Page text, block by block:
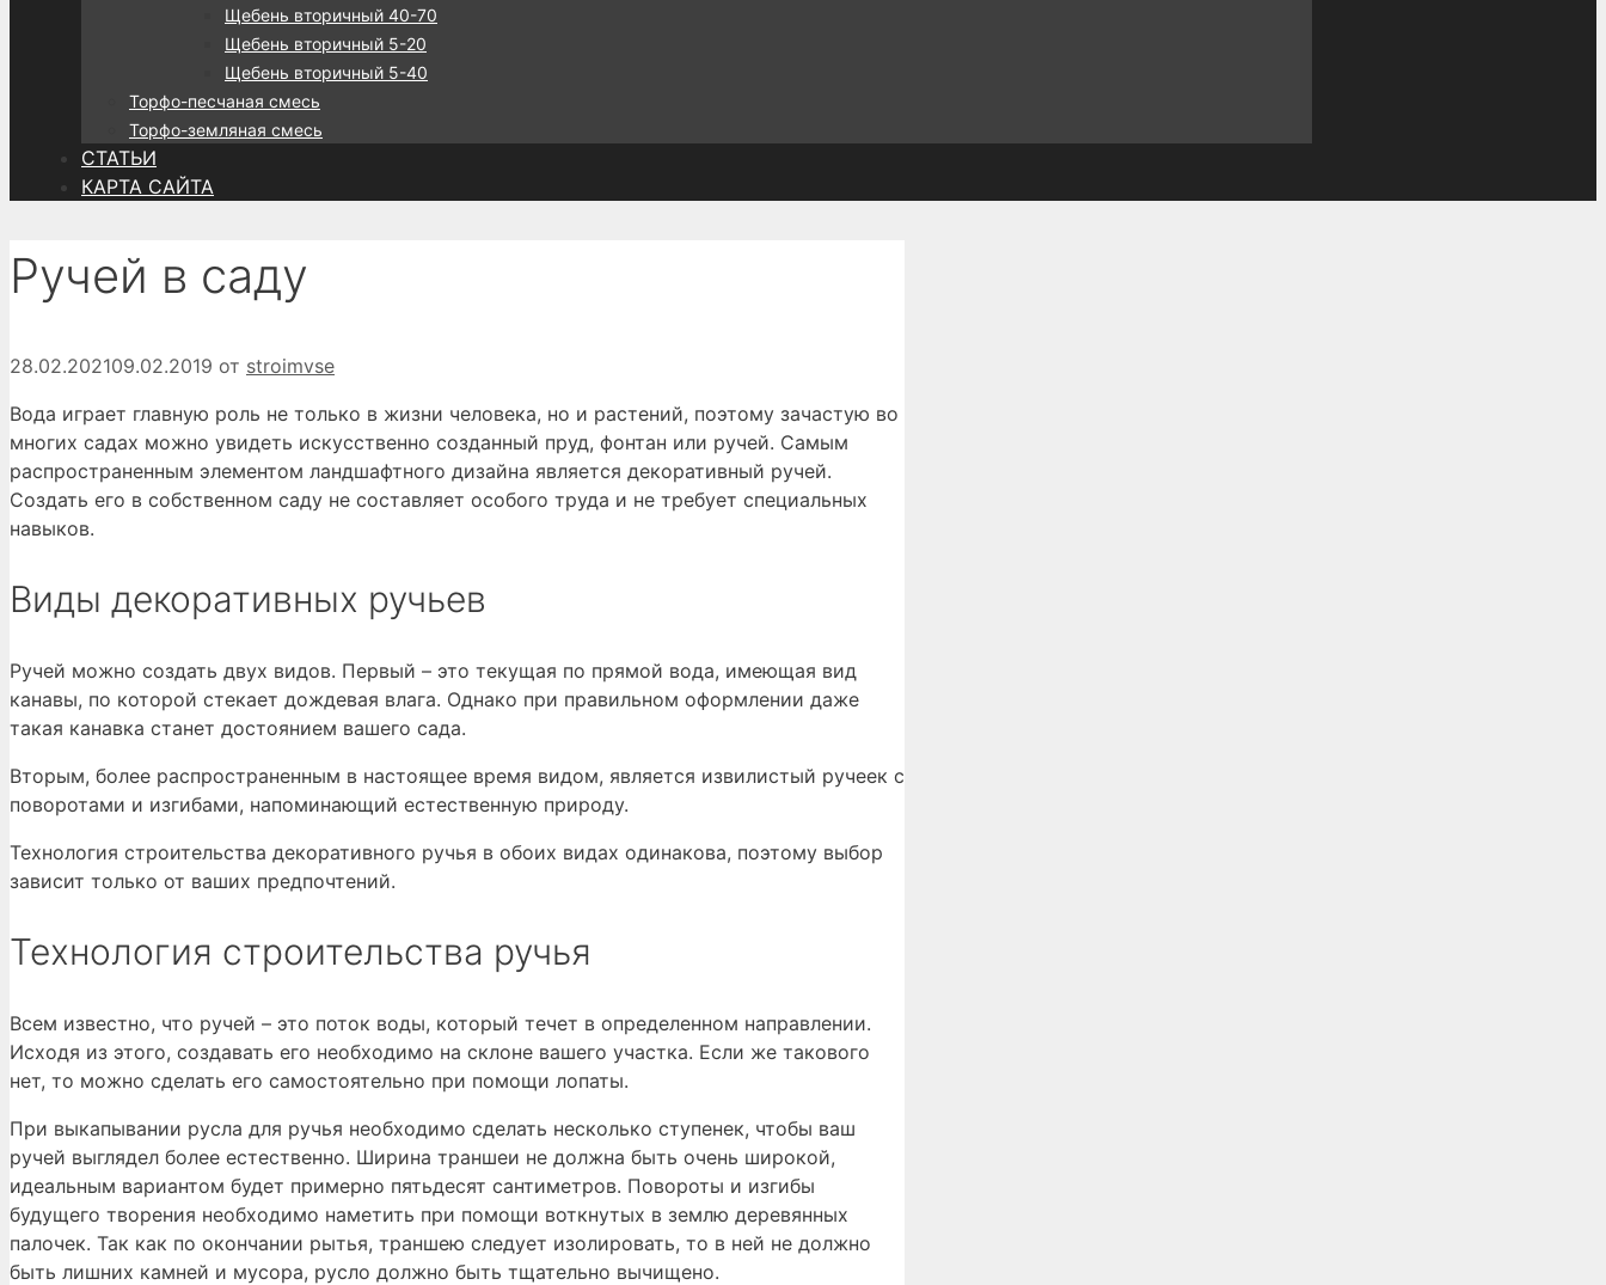
Щебень вторичный 40-70
Щебень вторичный 5-20
Щебень вторичный 5-40
Торфо-песчаная смесь
Торфо-земляная смесь
СТАТЬИ
КАРТА САЙТА
Ручей в саду
28.02.202109.02.2019 от stroimvse
Вода играет главную роль не только в жизни человека, но и растений, поэтому зачастую во
многих садах можно увидеть искусственно созданный пруд, фонтан или ручей. Самым
распространенным элементом ландшафтного дизайна является декоративный ручей.
Создать его в собственном саду не составляет особого труда и не требует специальных
навыков.
Виды декоративных ручьев
Ручей можно создать двух видов. Первый – это текущая по прямой вода, имеющая вид
канавы, по которой стекает дождевая влага. Однако при правильном оформлении даже
такая канавка станет достоянием вашего сада.
Вторым, более распространенным в настоящее время видом, является извилистый ручеек с
поворотами и изгибами, напоминающий естественную природу.
Технология строительства декоративного ручья в обоих видах одинакова, поэтому выбор
зависит только от ваших предпочтений.
Технология строительства ручья
Всем известно, что ручей – это поток воды, который течет в определенном направлении.
Исходя из этого, создавать его необходимо на склоне вашего участка. Если же такового
нет, то можно сделать его самостоятельно при помощи лопаты.
При выкапывании русла для ручья необходимо сделать несколько ступенек, чтобы ваш
ручей выглядел более естественно. Ширина траншеи не должна быть очень широкой,
идеальным вариантом будет примерно пятьдесят сантиметров. Повороты и изгибы
будущего творения необходимо наметить при помощи воткнутых в землю деревянных
палочек. Так как по окончании рытья, траншею следует изолировать, то в ней не должно
быть лишних камней и мусора, русло должно быть тщательно вычищено.